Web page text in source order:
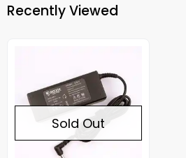
Recently Viewed
Sold Out